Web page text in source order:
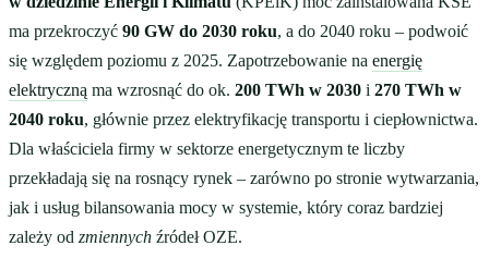
ma przekroczyć 90 GW do 2030 roku, a do 2040 roku – podwoić
się względem poziomu z 2025. Zapotrzebowanie na energię
elektryczną ma wzrosnąć do ok. 200 TWh w 2030 i 270 TWh w
2040 roku, głównie przez elektryfikację transportu i ciepłownictwa.
Dla właściciela firmy w sektorze energetycznym te liczby
przekładają się na rosnący rynek – zarówno po stronie wytwarzania,
jak i usług bilansowania mocy w systemie, który coraz bardziej
zależy od zmiennych źródeł OZE.